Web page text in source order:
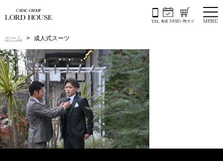
ホーム 成人式スーツ